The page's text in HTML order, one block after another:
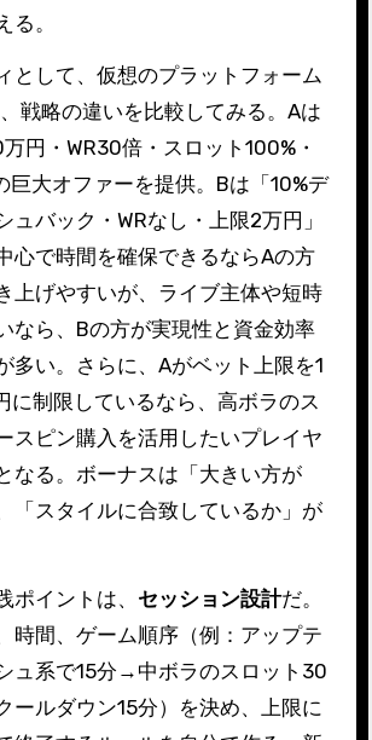
る。
として、仮想のプラットフォーム
戦略の違いを比較してみる。Aは
万円・WR30倍・スロット100%・
巨大オファーを提供。Bは「10%デ
ュバック・WRなし・上限2万円」
心で時間を確保できるならAの方
上げやすいが、ライブ主体や短時
なら、Bの方が実現性と資金効率
多い。さらに、Aがベット上限を1
に制限しているなら、高ボラのス
スピン購入を活用したいプレイヤ
なる。ボーナスは「大きい方が
「スタイルに合致しているか」が
ポイントは、 セッション設計だ。
時間、ゲーム順序（例：アップテ
ュ系で15分→中ボラのスロット30
ルダウン15分）を決め、上限に